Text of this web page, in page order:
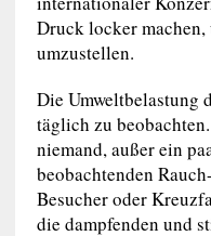
Druck locker machen,
umzustellen.
Die Umweltbelastung
täglich zu
niemand, außer ein
beobachtenden
Besucher oder
die dampfenden und